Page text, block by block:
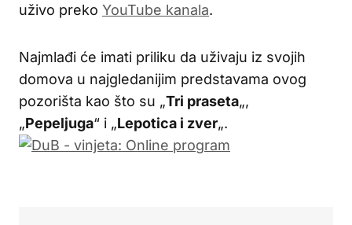
uživo preko YouTube kanala.
Najmlađi će imati priliku da uživaju iz svojih
domova u najgledanijim predstavama ovog
pozorišta kao što su „Tri praseta„,
„Pepeljuga“ i „Lepotica i zver„.